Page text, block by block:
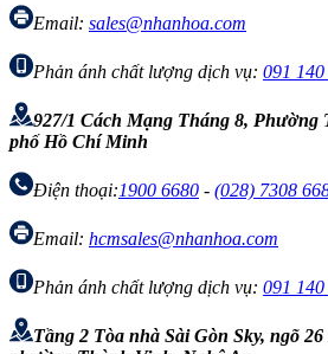
Email: sales@nhanhoa.com
Phản ánh chất lượng dịch vụ: 091
927/1 Cách Mạng Tháng 8, Phường
phố Hồ Chí Minh
Điện thoại:1900 6680 - (028) 7308
Email: hcmsales@nhanhoa.com
Phản ánh chất lượng dịch vụ: 091
Tầng 2 Tòa nhà Sài Gòn Sky, ngõ